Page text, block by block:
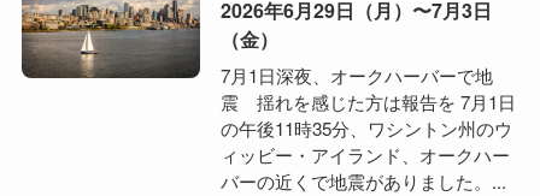
2026年6月29日（月）〜7月3日
（金）
7月1日深夜、オークハーバーで地
震 揺れを感じた方は報告を 7月1日
の午後11時35分、ワシントン州のウ
ィッビー・アイランド、オークハー
バーの近くで地震がありました。...